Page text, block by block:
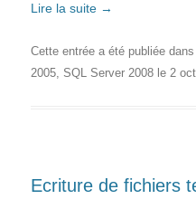
Lire la suite →
Cette entrée a été publiée dans
2005, SQL Server 2008 le 2
Ecriture de fichiers